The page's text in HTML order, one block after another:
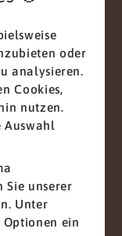
oder
analysieren.
Cookies,
nutzen.
Auswahl
Sie unserer
Unter
ein